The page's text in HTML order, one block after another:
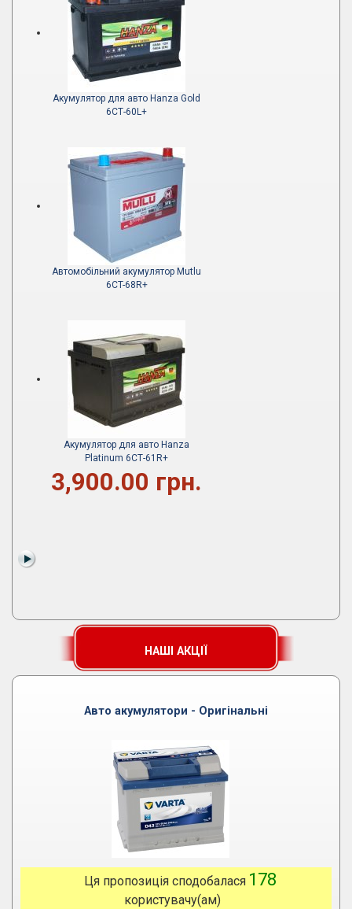
Акумулятор для авто Hanza Gold
6СТ-60L+
Автомобільний акумулятор Mutlu
6CT-68R+
Акумулятор для авто Hanza
Platinum 6СТ-61R+
3,900.00 грн.
НАШІ АКЦІЇ
Авто акумулятори - Оригінальні
Ця пропозиція сподобалася 178
користувачу(ам)